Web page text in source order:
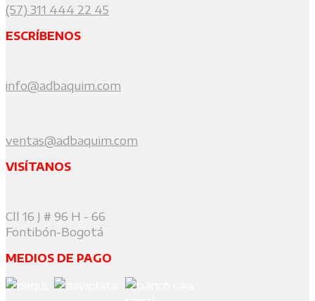
(57) 311 444 22 45
ESCRÍBENOS
info@adbaquim.com
ventas@adbaquim.com
VISÍTANOS
Cll 16 J # 96 H - 66
Fontibón-Bogotá
MEDIOS DE PAGO